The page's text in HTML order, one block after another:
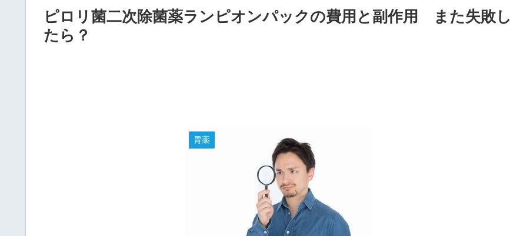
ピロリ菌二次除菌薬ランピオンパックの費用と副作用 また失敗し
たら？
胃薬